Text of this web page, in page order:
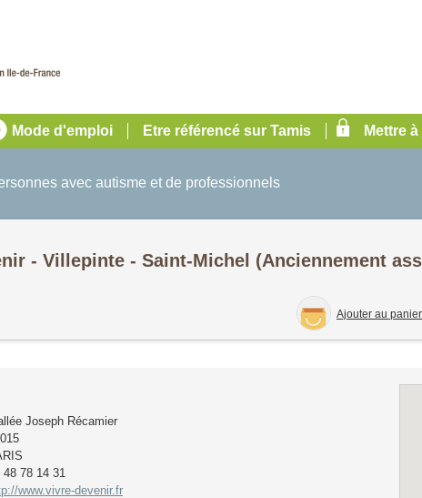
Mode d'emploi Etre référencé sur Tamis Mettre
avec autisme et de professionnels
- Villepinte - Saint-Michel (Anciennement
Ajouter au panier
Joseph Récamier
48 78 14 31
www.vivre-devenir.fr